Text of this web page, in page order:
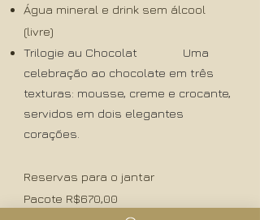
Água mineral e drink sem álcool
(livre)
Trilogie au Chocolat
Uma
celebração ao chocolate em três
texturas: mousse, creme e crocante,
servidos em dois elegantes
corações.
Reservas para o jantar
Pacote R$670,00​​